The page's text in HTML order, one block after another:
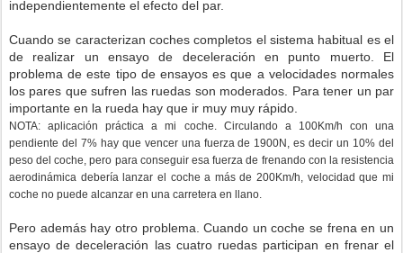
independientemente el efecto del par.
Cuando se caracterizan coches completos el sistema habitual es el
de realizar un ensayo de deceleración en punto muerto. El
problema de este tipo de ensayos es que a velocidades normales
los pares que sufren las ruedas son moderados. Para tener un par
importante en la rueda hay que ir muy muy rápido.
NOTA: aplicación práctica a mi coche. Circulando a 100Km/h con una
pendiente del 7% hay que vencer una fuerza de 1900N, es decir un 10% del
peso del coche, pero para conseguir esa fuerza de frenando con la resistencia
aerodinámica debería lanzar el coche a más de 200Km/h, velocidad que mi
coche no puede alcanzar en una carretera en llano.
Pero además hay otro problema. Cuando un coche se frena en un
ensayo de deceleración las cuatro ruedas participan en frenar el